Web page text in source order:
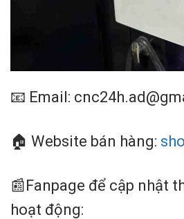
📧 Email:
🏠 Website bán hàng:
📰Fanpage để cập nhật
hoạt động: